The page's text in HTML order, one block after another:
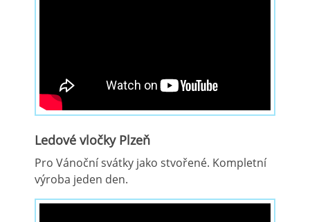
Ledové vločky Plzeň
Pro Vánoční svátky jako stvořené. Kompletní
výroba jeden den.